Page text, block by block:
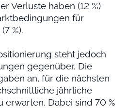
Verluste haben (12 %)
für
%).
steht jedoch
gegenüber. Die
an, für die nächsten
jährliche
erwarten. Dabei sind 70 %